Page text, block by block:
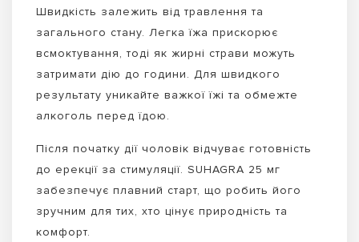
Швидкість залежить від травлення та
загального стану. Легка їжа прискорює
всмоктування, тоді як жирні страви можуть
затримати дію до години. Для швидкого
результату уникайте важкої їжі та обмежте
алкоголь перед їдою.
Після початку дії чоловік відчуває готовність
до ерекції за стимуляції. SUHAGRA 25 мг
забезпечує плавний старт, що робить його
зручним для тих, хто цінує природність та
комфорт.